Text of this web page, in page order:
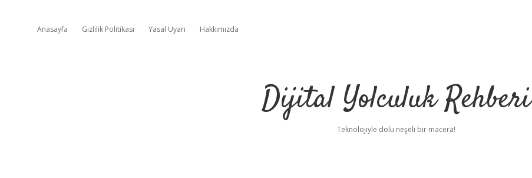
Anasayfa Gizlilik Politikası Yasal Uyarı Hakkımızda
Dijital Yolculuk Rehberi
Teknolojiyle dolu neşeli bir macera!